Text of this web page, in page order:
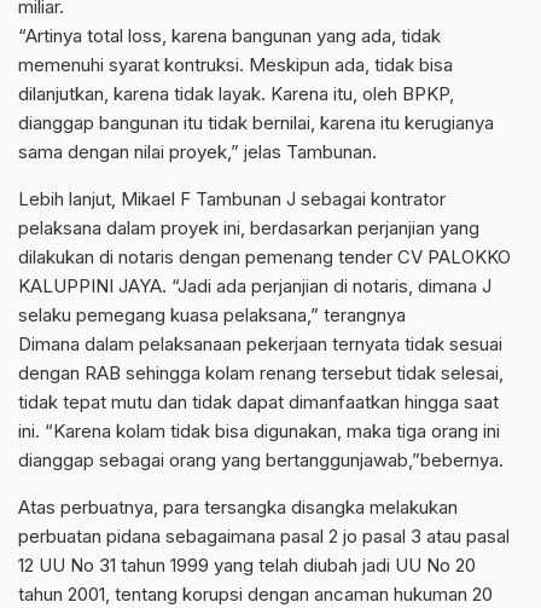
miliar.
“Artinya total loss, karena bangunan yang ada, tidak
memenuhi syarat kontruksi. Meskipun ada, tidak bisa
dilanjutkan, karena tidak layak. Karena itu, oleh BPKP,
dianggap bangunan itu tidak bernilai, karena itu kerugianya
sama dengan nilai proyek,” jelas Tambunan.
Lebih lanjut, Mikael F Tambunan J sebagai kontrator
pelaksana dalam proyek ini, berdasarkan perjanjian yang
dilakukan di notaris dengan pemenang tender CV PALOKKO
KALUPPINI JAYA. “Jadi ada perjanjian di notaris, dimana J
selaku pemegang kuasa pelaksana,” terangnya
Dimana dalam pelaksanaan pekerjaan ternyata tidak sesuai
dengan RAB sehingga kolam renang tersebut tidak selesai,
tidak tepat mutu dan tidak dapat dimanfaatkan hingga saat
ini. “Karena kolam tidak bisa digunakan, maka tiga orang ini
dianggap sebagai orang yang bertanggunjawab,”bebernya.
Atas perbuatnya, para tersangka disangka melakukan
perbuatan pidana sebagaimana pasal 2 jo pasal 3 atau pasal
12 UU No 31 tahun 1999 yang telah diubah jadi UU No 20
tahun 2001, tentang korupsi dengan ancaman hukuman 20